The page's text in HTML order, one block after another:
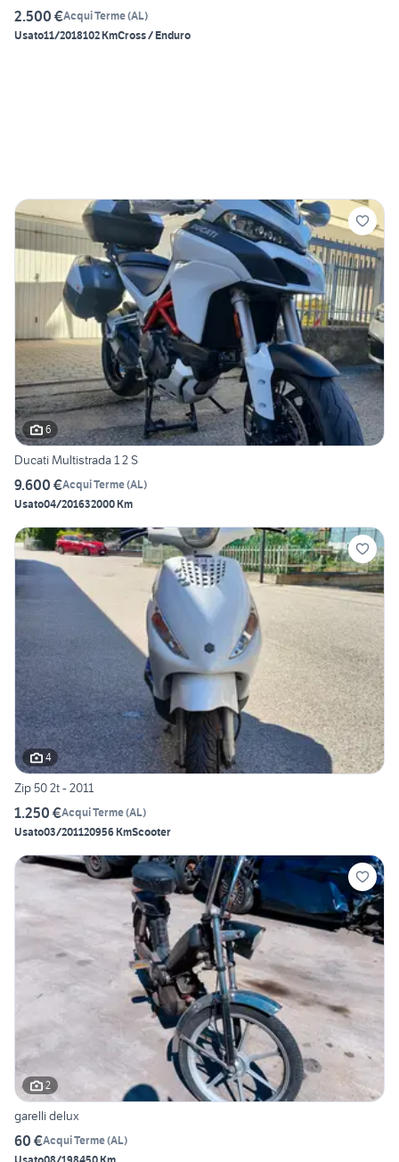
2.500 €Acqui Terme(AL)
Usato11/2018102 KmCross / Enduro
6
Ducati Multistrada 1 2 S
9.600 €Acqui Terme(AL)
Usato04/201632000 Km
4
Zip 50 2t - 2011
1.250 €Acqui Terme(AL)
Usato03/201120956 KmScooter
2
garelli delux
60 €Acqui Terme(AL)